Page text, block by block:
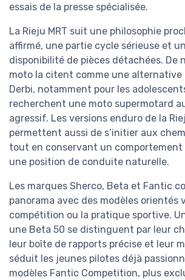
essais de la presse spécialisée.
La Rieju MRT suit une philosophie
affirmé, une partie cycle sérieuse et
disponibilité de pièces détachées. De
moto la citent comme une alternative
Derbi, notamment pour les
recherchent une moto supermotard
agressif. Les versions enduro de la
permettent aussi de s’initier aux
tout en conservant un comportement
une position de conduite naturelle.
Les marques Sherco, Beta et Fantic
panorama avec des modèles orientés
compétition ou la pratique sportive.
une Beta 50 se distinguent par leur
leur boîte de rapports précise et leur
séduit les jeunes pilotes déjà
modèles Fantic Competition, plus